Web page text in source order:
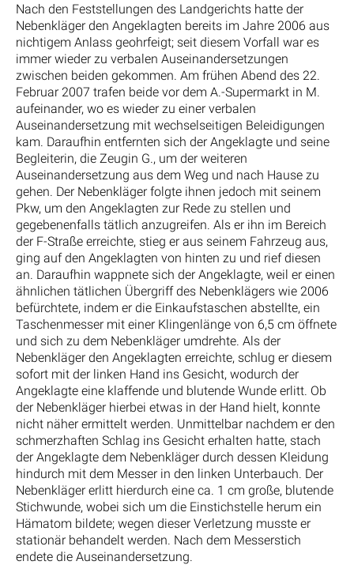
Nach den Feststellungen des Landgerichts hatte der
Nebenkläger den Angeklagten bereits im Jahre 2006 aus
nichtigem Anlass geohrfeigt; seit diesem Vorfall war es
immer wieder zu verbalen Auseinandersetzungen
zwischen beiden gekommen. Am frühen Abend des 22.
Februar 2007 trafen beide vor dem A.-Supermarkt in M.
aufeinander, wo es wieder zu einer verbalen
Auseinandersetzung mit wechselseitigen Beleidigungen
kam. Daraufhin entfernten sich der Angeklagte und seine
Begleiterin, die Zeugin G., um der weiteren
Auseinandersetzung aus dem Weg und nach Hause zu
gehen. Der Nebenkläger folgte ihnen jedoch mit seinem
Pkw, um den Angeklagten zur Rede zu stellen und
gegebenenfalls tätlich anzugreifen. Als er ihn im Bereich
der F-Straße erreichte, stieg er aus seinem Fahrzeug aus,
ging auf den Angeklagten von hinten zu und rief diesen
an. Daraufhin wappnete sich der Angeklagte, weil er einen
ähnlichen tätlichen Übergriff des Nebenklägers wie 2006
befürchtete, indem er die Einkaufstaschen abstellte, ein
Taschenmesser mit einer Klingenlänge von 6,5 cm öffnete
und sich zu dem Nebenkläger umdrehte. Als der
Nebenkläger den Angeklagten erreichte, schlug er diesem
sofort mit der linken Hand ins Gesicht, wodurch der
Angeklagte eine klaffende und blutende Wunde erlitt. Ob
der Nebenkläger hierbei etwas in der Hand hielt, konnte
nicht näher ermittelt werden. Unmittelbar nachdem er den
schmerzhaften Schlag ins Gesicht erhalten hatte, stach
der Angeklagte dem Nebenkläger durch dessen Kleidung
hindurch mit dem Messer in den linken Unterbauch. Der
Nebenkläger erlitt hierdurch eine ca. 1 cm große, blutende
Stichwunde, wobei sich um die Einstichstelle herum ein
Hämatom bildete; wegen dieser Verletzung musste er
stationär behandelt werden. Nach dem Messerstich
endete die Auseinandersetzung.